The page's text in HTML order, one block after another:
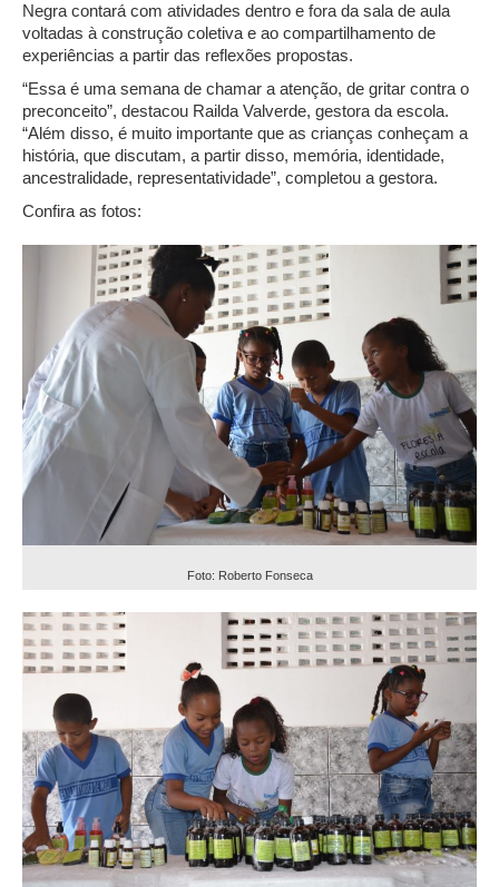
Negra contará com atividades dentro e fora da sala de aula
voltadas à construção coletiva e ao compartilhamento de
experiências a partir das reflexões propostas.
“Essa é uma semana de chamar a atenção, de gritar contra o
preconceito”, destacou Railda Valverde, gestora da escola.
“Além disso, é muito importante que as crianças conheçam a
história, que discutam, a partir disso, memória, identidade,
ancestralidade, representatividade”, completou a gestora.
Confira as fotos:
Foto: Roberto Fonseca